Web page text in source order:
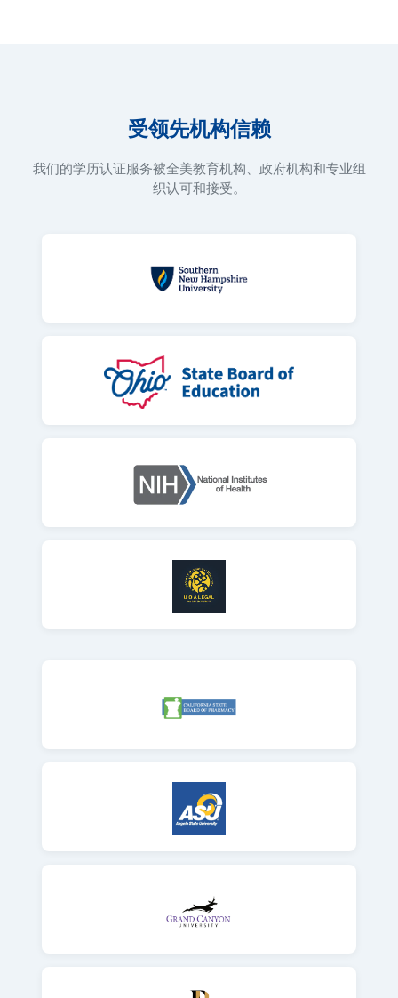
受领先机构信赖
我们的学历认证服务被全美教育机构、政府机构和专业组
织认可和接受。